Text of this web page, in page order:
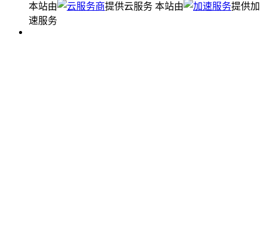
本站由
提供云服务 本站由
提供加
速服务